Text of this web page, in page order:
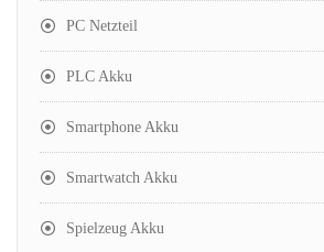
PC Netzteil
PLC Akku
Smartphone Akku
Smartwatch Akku
Spielzeug Akku